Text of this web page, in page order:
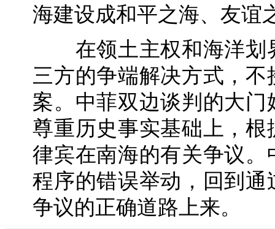
海建设成和平之海、友谊
在领土主权和海洋划
三方的争端解决方式，
案。中菲双边谈判的大
尊重历史事实基础上，
律宾在南海的有关争议
程序的错误举动，回到
争议的正确道路上来。